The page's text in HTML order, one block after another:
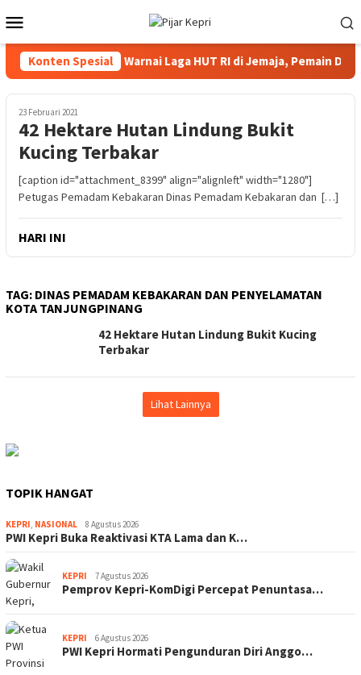
ke
kontenMobile
Konten Spesial
Kericuhan Warnai Laga HUT RI di Jemaja, Pemain
23 Februari 2021
42 Hektare Hutan Lindung Bukit
Kucing Terbakar
[caption id="attachment_8399" align="alignleft" width="1280"]
Petugas Pemadam Kebakaran Dinas Pemadam Kebakaran dan […]
HARI INI
TAG: DINAS PEMADAM KEBAKARAN DAN PENYELAMATAN
KOTA TANJUNGPINANG
42 Hektare Hutan Lindung Bukit Kucing
Terbakar
Lihat Lainnya
TOPIK HANGAT
KEPRI, NASIONAL 8 Agustus 2026
PWI Kepri Buka Reaktivasi KTA Lama dan K…
KEPRI 7 Agustus 2026
Pemprov Kepri-KomDigi Percepat Penuntasa…
KEPRI 6 Agustus 2026
PWI Kepri Hormati Pengunduran Diri Anggo…